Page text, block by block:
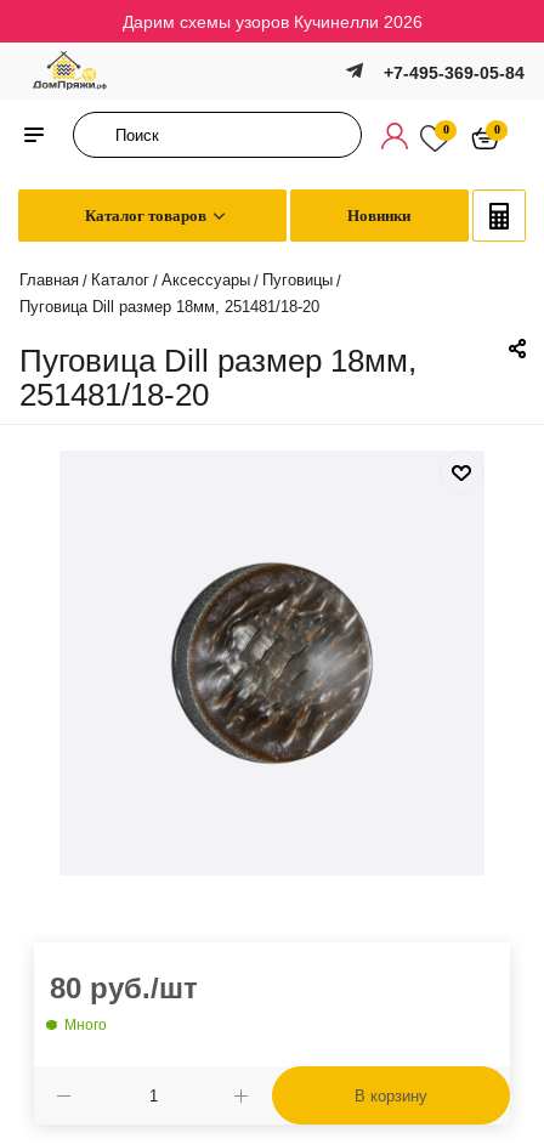
Дарим схемы узоров Кучинелли 2026
+7-495-369-05-84
0 0
Каталог товаров Новинки
Главная / Каталог / Аксессуары / Пуговицы /
Пуговица Dill размер 18мм, 251481/18-20
Пуговица Dill размер 18мм,
251481/18-20
80 руб./шт
Много
В корзину